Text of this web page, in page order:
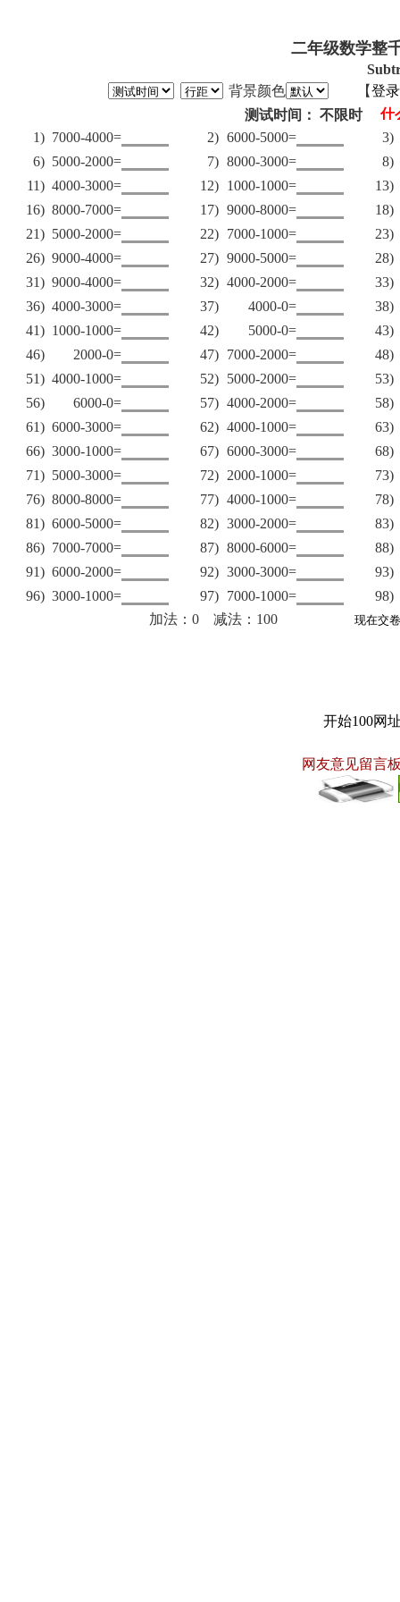
二年级数学整
背景颜色
【登录
测试时间： 不限时
1) 7000-4000= 2) 6000-5000=
3)
6) 5000-2000= 7) 8000-3000=
8)
11) 4000-3000= 12) 1000-1000=
13)
16) 8000-7000= 17) 9000-8000=
18)
21) 5000-2000= 22) 7000-1000=
23)
26) 9000-4000= 27) 9000-5000=
28)
31) 9000-4000= 32) 4000-2000=
33)
36) 4000-3000= 37) 4000-0=
38)
41) 1000-1000= 42) 5000-0=
43)
46)
2000-0= 47) 7000-2000=
48)
51) 4000-1000= 52) 5000-2000=
53)
56)
6000-0= 57) 4000-2000=
58)
61) 6000-3000= 62) 4000-1000=
63)
66) 3000-1000= 67) 6000-3000=
68)
71) 5000-3000= 72) 2000-1000=
73)
76) 8000-8000= 77) 4000-1000=
78)
81) 6000-5000= 82) 3000-2000=
83)
86) 7000-7000= 87) 8000-6000=
88)
91) 6000-2000= 92) 3000-3000=
93)
96) 3000-1000= 97) 7000-1000=
98)
加法：0 减法：100
开始100网
网友意见留言